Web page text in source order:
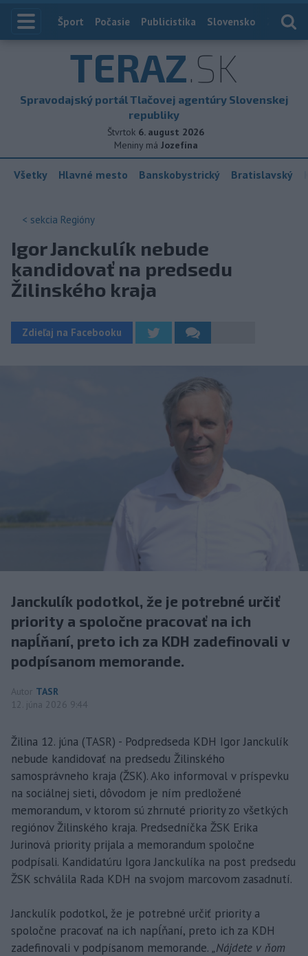
Index
Šport Počasie Publicistika Slovensko
TERAZ.SK
Spravodajský portál Tlačovej agentúry Slovenskej
republiky
Štvrtok 6. august 2026
Meniny má Jozefína
Všetky Hlavné mesto Banskobystrický Bratislavský
< sekcia Regióny
Igor Janckulík nebude
kandidovať na predsedu
Žilinského kraja
Zdieľaj na Facebooku
Janckulík podotkol, že je potrebné určiť
priority a spoločne pracovať na ich
napĺňaní, preto ich za KDH zadefinovali v
podpísanom memorande.
Autor TASR
12. júna 2026 9:44
Žilina 12. júna (TASR) - Podpredseda KDH Igor Janckulík
nebude kandidovať na predsedu Žilinského
samosprávneho kraja (ŽSK). Ako informoval v príspevku
na sociálnej sieti, dôvodom je ním predložené
memorandum, v ktorom sú zhrnuté priority zo všetkých
regiónov Žilinského kraja. Predsedníčka ŽSK Erika
Jurinová priority prijala a memorandum spoločne
podpísali. Kandidatúru Igora Janckulíka na post predsedu
ŽSK schválila Rada KDH na svojom marcovom zasadnutí.
Janckulík podotkol, že je potrebné určiť priority a
spoločne pracovať na ich napĺňaní, preto ich za KDH
zadefinovali v podpísanom memorande. „Nájdete v ňom